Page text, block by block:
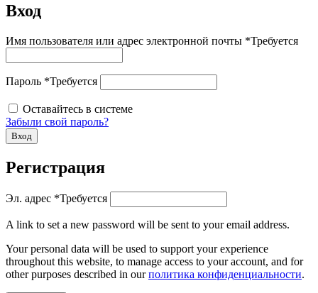
Вход
Имя пользователя или адрес электронной почты *Требуется
Пароль *Требуется
Оставайтесь в системе
Забыли свой пароль?
Вход
Регистрация
Эл. адрес *Требуется
A link to set a new password will be sent to your email address.
Your personal data will be used to support your experience
throughout this website, to manage access to your account, and for
other purposes described in ourполитика конфиденциальности.